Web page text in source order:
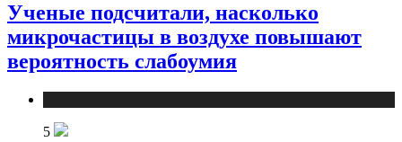
Ученые подсчитали, насколько
микрочастицы в воздухе повышают
вероятность слабоумия
5